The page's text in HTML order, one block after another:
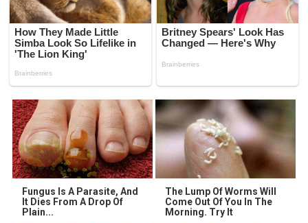
Fungus Is A Parasite, And
It Dies From A Drop Of
Plain...
The Lump Of Worms Will
Come Out Of You In The
Morning. Try It